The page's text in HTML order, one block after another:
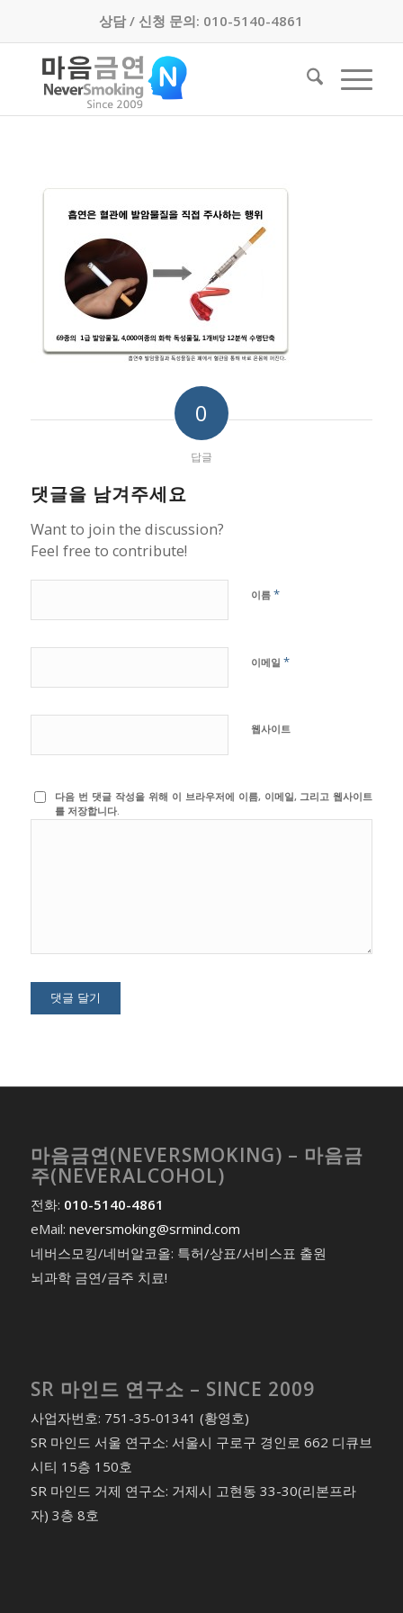
상담 / 신청 문의: 010-5140-4861
0
답글
댓글을 남겨주세요
Want to join the discussion?
Feel free to contribute!
이름 *
이메일 *
웹사이트
다음 번 댓글 작성을 위해 이 브라우저에 이름, 이메일, 그리고 웹사이트
를 저장합니다.
마음금연(NEVERSMOKING) – 마음금
주(NEVERALCOHOL)
전화: 010-5140-4861
eMail: neversmoking@srmind.com
네버스모킹/네버알코올: 특허/상표/서비스표 출원
뇌과학 금연/금주 치료!
SR 마인드 연구소 – SINCE 2009
사업자번호: 751-35-01341 (황영호)
SR 마인드 서울 연구소: 서울시 구로구 경인로 662 디큐브
시티 15층 150호
SR 마인드 거제 연구소: 거제시 고현동 33-30(리본프라
자) 3층 8호